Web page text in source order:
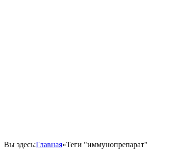
Вы здесь:Главная»Теги "иммунопрепарат"